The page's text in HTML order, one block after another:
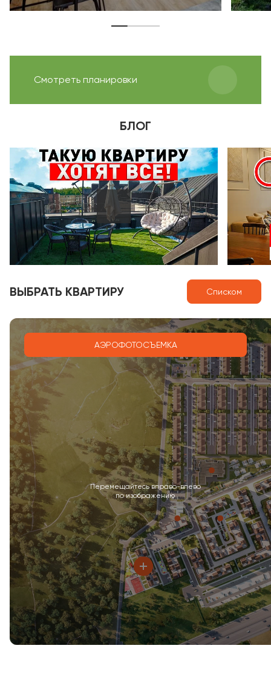
Смотреть планировки
БЛОГ
ВЫБРАТЬ КВАРТИРУ Списком
АЭРОФОТОСЪЕМКА
Перемещайтесь вправо-влево
по изображению